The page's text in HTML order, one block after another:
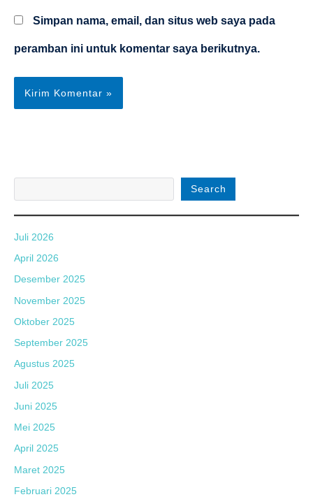
Simpan nama, email, dan situs web saya pada
peramban ini untuk komentar saya berikutnya.
Search
Juli 2026
April 2026
Desember 2025
November 2025
Oktober 2025
September 2025
Agustus 2025
Juli 2025
Juni 2025
Mei 2025
April 2025
Maret 2025
Februari 2025